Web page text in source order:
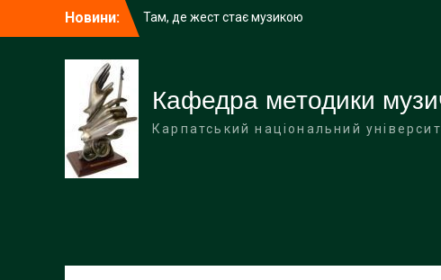
Новини: Там, де жест стає музикою
Кафедра методики
Карпатський національний